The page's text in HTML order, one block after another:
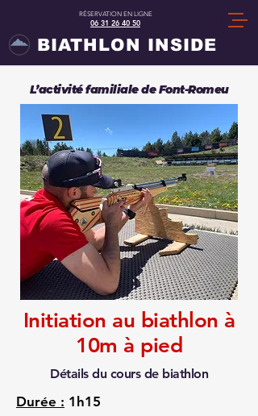
​BIATHLON INSIDE
RÉSERVATION EN LIGNE
06 31 26 40 50
L’activité familiale de Font-Romeu
Initiation au biathlon à
10m à pied
Détails du cours de biathlon
Durée : 1h15